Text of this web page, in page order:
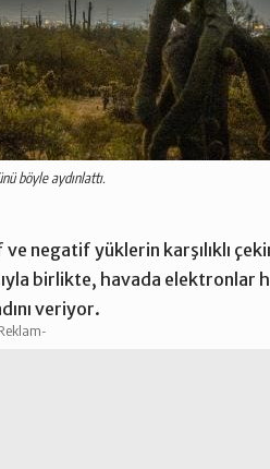
böyle aydınlattı.
negatif yüklerin karşılıklı
birlikte, havada elektronlar
veriyor.